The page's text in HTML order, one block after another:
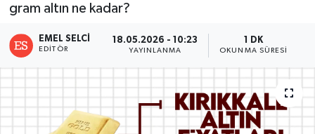
gram altın ne kadar?
EMEL SELCI
EDITÖR
18.05.2026 - 10:23
YAYINLANMA
1 DK
OKUNMA SÜRESI
Haber Arşivi